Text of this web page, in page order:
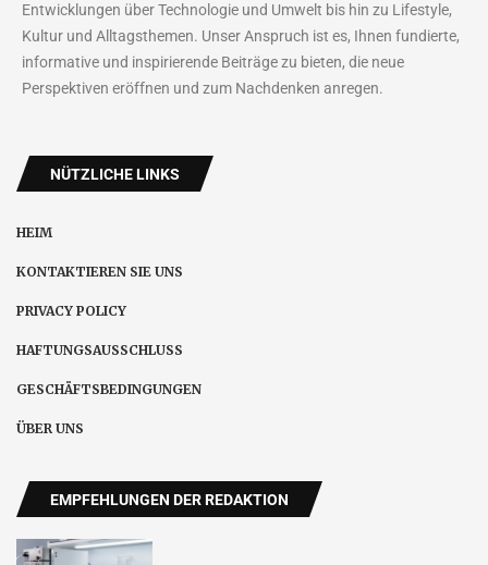
Entwicklungen über Technologie und Umwelt bis hin zu Lifestyle,
Kultur und Alltagsthemen. Unser Anspruch ist es, Ihnen fundierte,
informative und inspirierende Beiträge zu bieten, die neue
Perspektiven eröffnen und zum Nachdenken anregen.
NÜTZLICHE LINKS
HEIM
KONTAKTIEREN SIE UNS
PRIVACY POLICY
HAFTUNGSAUSSCHLUSS
GESCHÄFTSBEDINGUNGEN
ÜBER UNS
EMPFEHLUNGEN DER REDAKTION